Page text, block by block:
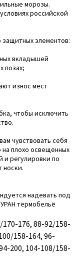
морозы.
российской
элементов:
вкладышей
позах;
износ мест
чтобы исключить
чувствовать себя
плохо освещенных
и регулировки по
надевать под
термобельё
176, 88-92/158-
158-164, 96-
200, 104-108/158-